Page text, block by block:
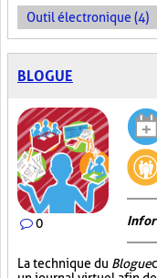
Outil électronique (4)
BLOGUE
0
La technique du Blogue